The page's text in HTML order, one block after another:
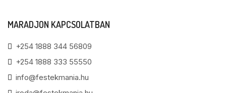
MARADJON KAPCSOLATBAN
+254 1888 344 56809
+254 1888 333 55550
info@festekmania.hu